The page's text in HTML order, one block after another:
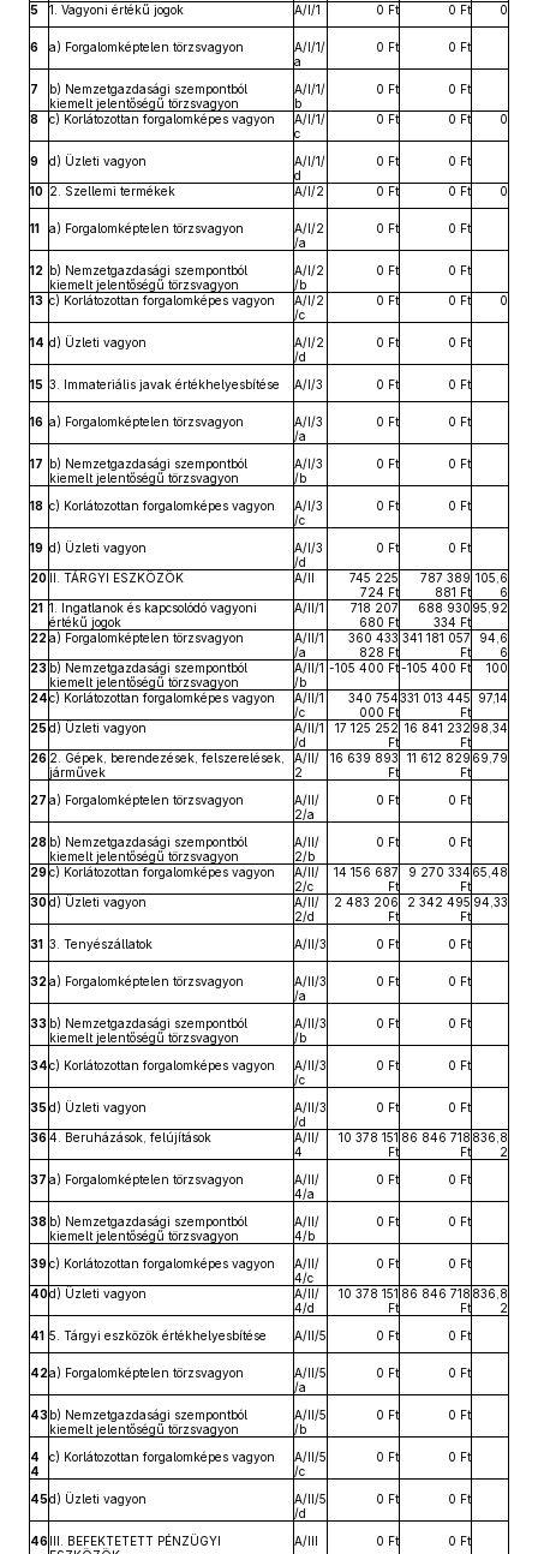
5
1. Vagyoni értékű jogok A/I/1 0 Ft 0 Ft 0
6 a) Forgalomképtelen törzsvagyon
A/I/1/
a
0 Ft 0 Ft
7
b) Nemzetgazdasági szempontból
kiemelt jelentőségű törzsvagyon
A/I/1/
b
0 Ft 0 Ft
8 c) Korlátozottan forgalomképes vagyon
A/I/1/
c
0 Ft 0 Ft 0
9 d) Üzleti vagyon
A/I/1/
d
0 Ft 0 Ft
10 2. Szellemi termékek A/I/2 0 Ft 0 Ft 0
11 a) Forgalomképtelen törzsvagyon
A/I/2
/a
0 Ft 0 Ft
12 b) Nemzetgazdasági szempontból
kiemelt jelentőségű törzsvagyon
A/I/2
/b
0 Ft 0 Ft
13 c) Korlátozottan forgalomképes vagyon
A/I/2
/c
0 Ft 0 Ft 0
14 d) Üzleti vagyon
A/I/2
/d
0 Ft 0 Ft
15 3. Immateriális javak értékhelyesbítése A/I/3 0 Ft 0 Ft
16 a) Forgalomképtelen törzsvagyon
A/I/3
/a
0 Ft 0 Ft
17 b) Nemzetgazdasági szempontból
kiemelt jelentőségű törzsvagyon
A/I/3
/b
0 Ft 0 Ft
18 c) Korlátozottan forgalomképes vagyon
A/I/3
/c
0 Ft 0 Ft
19 d) Üzleti vagyon
A/I/3
/d
0 Ft 0 Ft
20 II. TÁRGYI ESZKÖZÖK A/II
745 225
724 Ft
787 389
881 Ft
105,6
6
21 1. Ingatlanok és kapcsolódó vagyoni
értékű jogok
A/II/1
718 207
680 Ft
688 930
334 Ft
95,92
22a) Forgalomképtelen törzsvagyon
A/II/1
/a
360 433
828 Ft
341 181 057
Ft
94,6
6
23 b) Nemzetgazdasági szempontból
kiemelt jelentőségű törzsvagyon
A/II/1
/b
-105 400 Ft-105 400 Ft 100
24c) Korlátozottan forgalomképes vagyon
A/II/1
/c
340 754
000 Ft
331 013 445
Ft
97,14
25d) Üzleti vagyon
A/II/1
/d
17 125 252
Ft
16 841 232
Ft
98,34
26 2. Gépek, berendezések, felszerelések,
járművek
A/II/
2
16 639 893
Ft
11 612 829
Ft
69,79
27 a) Forgalomképtelen törzsvagyon
A/II/
2/a
0 Ft 0 Ft
28 b) Nemzetgazdasági szempontból
kiemelt jelentőségű törzsvagyon
A/II/
2/b
0 Ft 0 Ft
29c) Korlátozottan forgalomképes vagyon
A/II/
2/c
14 156 687
Ft
9 270 334
Ft
65,48
30 d) Üzleti vagyon
A/II/
2/d
2 483 206
Ft
2 342 495
Ft
94,33
31 3. Tenyészállatok A/II/3 0 Ft 0 Ft
32a) Forgalomképtelen törzsvagyon
A/II/3
/a
0 Ft 0 Ft
33 b) Nemzetgazdasági szempontból
kiemelt jelentőségű törzsvagyon
A/II/3
/b
0 Ft 0 Ft
34c) Korlátozottan forgalomképes vagyon
A/II/3
/c
0 Ft 0 Ft
35d) Üzleti vagyon
A/II/3
/d
0 Ft 0 Ft
364. Beruházások, felújítások
A/II/
4
10 378 151
Ft
86 846 718
Ft
836,8
2
37 a) Forgalomképtelen törzsvagyon
A/II/
4/a
0 Ft 0 Ft
38 b) Nemzetgazdasági szempontból
kiemelt jelentőségű törzsvagyon
A/II/
4/b
0 Ft 0 Ft
39c) Korlátozottan forgalomképes vagyon
A/II/
4/c
0 Ft 0 Ft
40d) Üzleti vagyon
A/II/
4/d
10 378 151
Ft
86 846 718
Ft
836,8
2
41 5. Tárgyi eszközök értékhelyesbítése A/II/5 0 Ft 0 Ft
42a) Forgalomképtelen törzsvagyon
A/II/5
/a
0 Ft 0 Ft
43b) Nemzetgazdasági szempontból
kiemelt jelentőségű törzsvagyon
A/II/5
/b
0 Ft 0 Ft
4
4
c) Korlátozottan forgalomképes vagyon
A/II/5
/c
0 Ft 0 Ft
45d) Üzleti vagyon
A/II/5
/d
0 Ft 0 Ft
46III. BEFEKTETETT PÉNZÜGYI
A/III 0 Ft 0 Ft